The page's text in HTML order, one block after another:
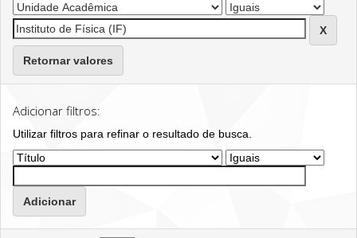
Retornar valores
Adicionar filtros:
Utilizar filtros para refinar o resultado de busca.